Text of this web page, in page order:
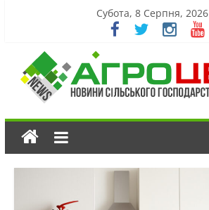
Субота, 8 Серпня, 2026